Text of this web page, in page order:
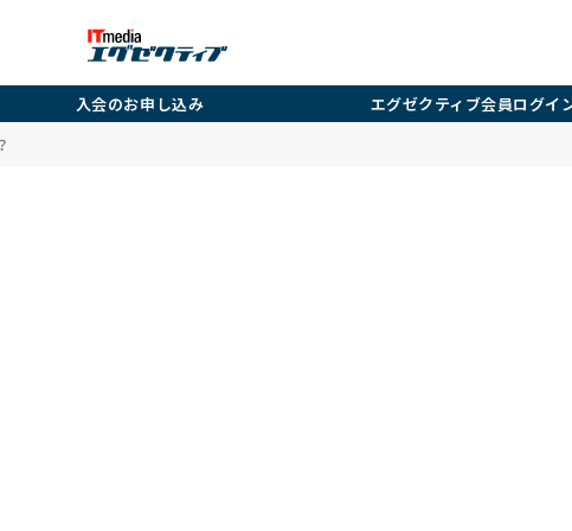
入会のお申し込み エグゼクティブ会員ログイ